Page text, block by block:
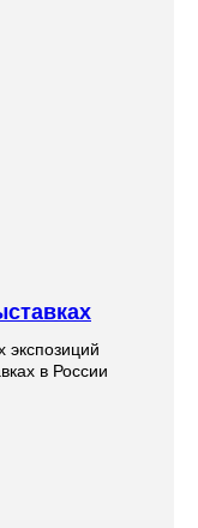
экспозиций
в России